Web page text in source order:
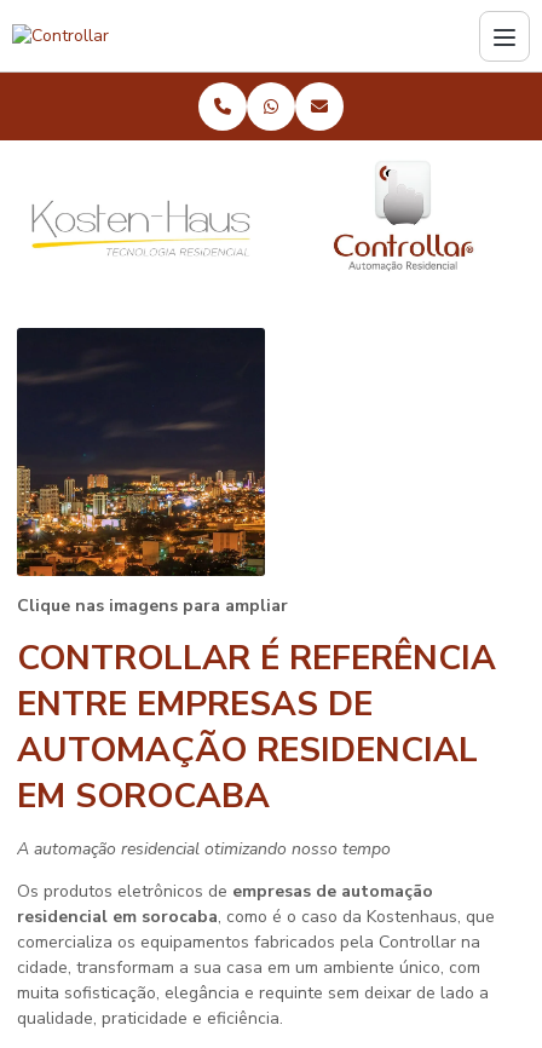
Clique nas imagens para ampliar
CONTROLLAR É REFERÊNCIA
ENTRE EMPRESAS DE
AUTOMAÇÃO RESIDENCIAL
EM SOROCABA
A automação residencial otimizando nosso tempo
Os produtos eletrônicos de empresas de automação
residencial em sorocaba, como é o caso da Kostenhaus, que
comercializa os equipamentos fabricados pela Controllar na
cidade, transformam a sua casa em um ambiente único, com
muita sofisticação, elegância e requinte sem deixar de lado a
qualidade, praticidade e eficiência.